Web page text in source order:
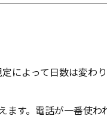
によって日数は変わり
す。電話が一番使わ